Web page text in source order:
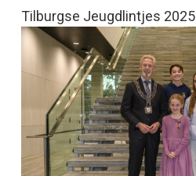
Tilburgse Jeugdlintjes 2025